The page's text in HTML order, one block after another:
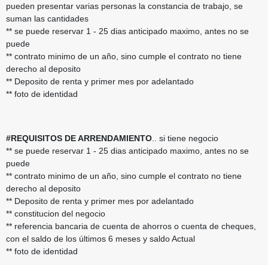
pueden presentar varias personas la constancia de trabajo, se
suman las cantidades
** se puede reservar 1 - 25 dias anticipado maximo, antes no se
puede
** contrato minimo de un año, sino cumple el contrato no tiene
derecho al deposito
** Deposito de renta y primer mes por adelantado
** foto de identidad
#REQUISITOS DE ARRENDAMIENTO .. si tiene negocio
** se puede reservar 1 - 25 dias anticipado maximo, antes no se
puede
** contrato minimo de un año, sino cumple el contrato no tiene
derecho al deposito
** Deposito de renta y primer mes por adelantado
** constitucion del negocio
** referencia bancaria de cuenta de ahorros o cuenta de cheques,
con el saldo de los últimos 6 meses y saldo Actual
** foto de identidad